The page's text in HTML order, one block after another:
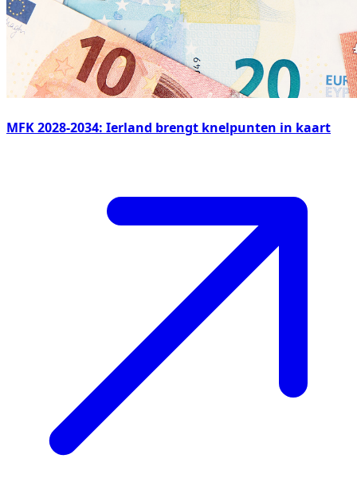
MFK 2028-2034: Ierland brengt knelpunten in kaart